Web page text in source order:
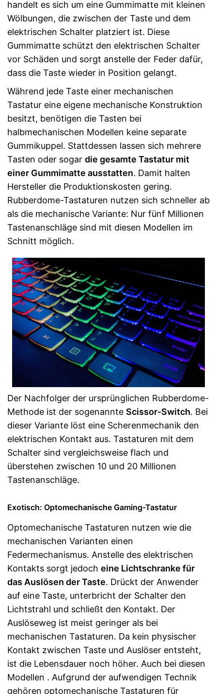
handelt es sich um eine Gummimatte mit kleinen
Wölbungen, die zwischen der Taste und dem
elektrischen Schalter platziert ist. Diese
Gummimatte schützt den elektrischen Schalter
vor Schäden und sorgt anstelle der Feder dafür,
dass die Taste wieder in Position gelangt.
Während jede Taste einer mechanischen
Tastatur eine eigene mechanische Konstruktion
besitzt, benötigen die Tasten bei
halbmechanischen Modellen keine separate
Gummikuppel. Stattdessen lassen sich mehrere
Tasten oder sogar die gesamte Tastatur mit
einer Gummimatte ausstatten. Damit halten
Hersteller die Produktionskosten gering.
Rubberdome-Tastaturen nutzen sich schneller ab
als die mechanische Variante: Nur fünf Millionen
Tastenanschläge sind mit diesen Modellen im
Schnitt möglich.
Der Nachfolger der ursprünglichen Rubberdome-
Methode ist der sogenannte Scissor-Switch. Bei
dieser Variante löst eine Scherenmechanik den
elektrischen Kontakt aus. Tastaturen mit dem
Schalter sind vergleichsweise flach und
überstehen zwischen 10 und 20 Millionen
Tastenanschläge.
Exotisch: Optomechanische Gaming-Tastatur
Optomechanische Tastaturen nutzen wie die
mechanischen Varianten einen
Federmechanismus. Anstelle des elektrischen
Kontakts sorgt jedoch eine Lichtschranke für
das Auslösen der Taste. Drückt der Anwender
auf eine Taste, unterbricht der Schalter den
Lichtstrahl und schließt den Kontakt. Der
Auslöseweg ist meist geringer als bei
mechanischen Tastaturen. Da kein physischer
Kontakt zwischen Taste und Auslöser entsteht,
ist die Lebensdauer noch höher. Auch bei diesen
Modellen . Aufgrund der aufwendigen Technik
gehören optomechanische Tastaturen für